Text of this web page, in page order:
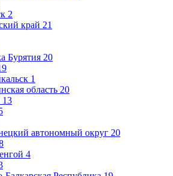
2
край 21
Бурятия 20
1
область 20
13
автономный округ 20
4